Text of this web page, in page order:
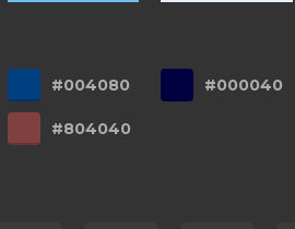
#004080 #000040
#804040